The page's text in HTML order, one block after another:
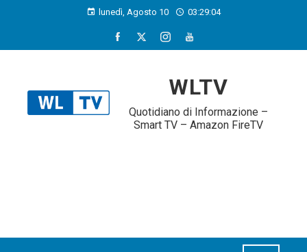
lunedì, Agosto 10 03:29:05
WLTV
Quotidiano di Informazione –
Smart TV – Amazon FireTV